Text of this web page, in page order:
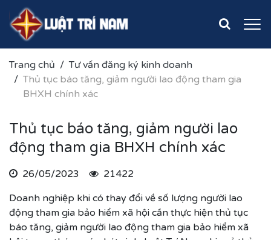
Trang chủ
Tư vấn đăng ký kinh doanh
Thủ tục báo tăng, giảm người lao động tham gia
BHXH chính xác
Thủ tục báo tăng, giảm người lao
động tham gia BHXH chính xác
26/05/2023
21422
Doanh nghiệp khi có thay đổi về số lượng người lao
động tham gia bảo hiểm xã hội cần thực hiện thủ tục
báo tăng, giảm người lao động tham gia bảo hiểm xã